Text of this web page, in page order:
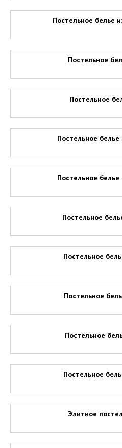
Постельное белье
Постельное
Постельное
Постельное
Постельное белье
Постельное
Постельное
Постельное
Постельное
Постельное
Элитное